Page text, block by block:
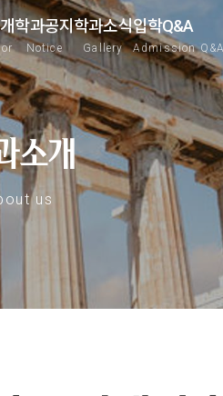
학과공지
Notice
학과소식
Gallery
입학Q&A
Admission Q&A
소개
us